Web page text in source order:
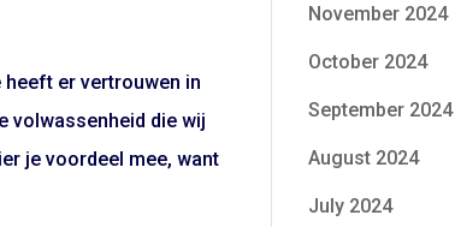
heeft er vertrouwen in
volwassenheid die wij
je voordeel mee, want
November 2024
October 2024
September 2024
August 2024
July 2024